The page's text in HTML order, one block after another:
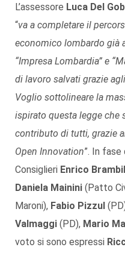
L’assessore Luca Del
“va a completare il
economico lombardo già
“Impresa Lombardia” e
di lavoro salvati grazie
Voglio sottolineare la
ispirato questa legge che
contributo di tutti, grazie
Open Innovation”. In
Consiglieri Enrico
Daniela Mainini (Patto
Maroni), Fabio Pizzul
Valmaggi (PD), Mario
voto si sono espressi